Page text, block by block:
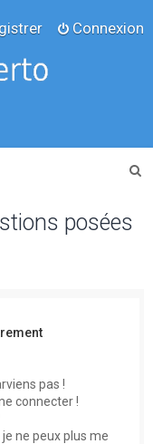
Connexion
posées
pas !
connecter !
ne peux plus me